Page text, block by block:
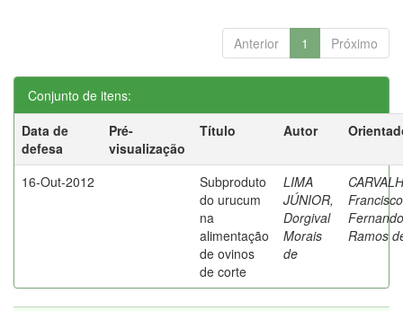
Anterior 1 Próximo
Conjunto de itens:
Data de
defesa
Pré-
visualização
Título Autor
16-Out-2012
Subproduto
do urucum
na
alimentação
de ovinos
de corte
LIMA
JÚNIOR,
Dorgival
Morais
de
Francisco
Fernando
Ramos